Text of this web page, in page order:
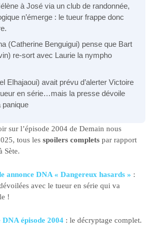
à José via un club de randonnée,
n’émerge : le tueur frappe donc
(Catherine Benguigui) pense que Bart
re-sort avec Laurie la nympho
Elhajaoui) avait prévu d’alerter Victoire
en série…mais la presse dévoile
panique
sur l’épisode 2004 de Demain nous
tous lesspoilers completspar rapport
Sète.
annonce DNA « Dangereux hasards » :
avec le tueur en série qui va
!
épisode 2004 : le décryptage complet.